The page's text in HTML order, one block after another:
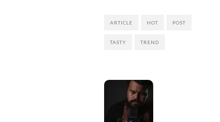
ARTICLE HOT POST
TASTY TREND